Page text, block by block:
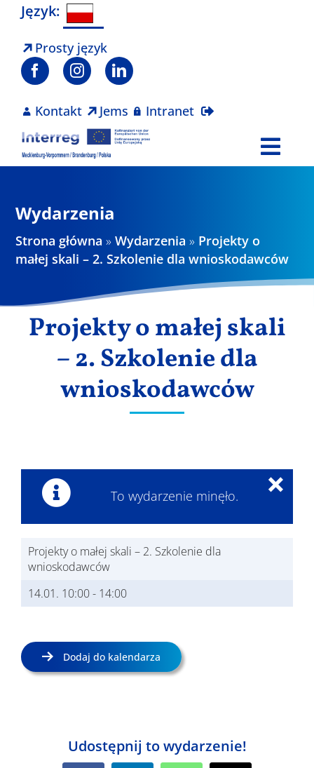
Skip
content
Język:
Prosty język
Kontakt Jems Intranet
Projekty
Wyniki
Wydarzenia
Strona główna »Wydarzenia » Projekty o
małej skali – 2. Szkolenie dla wnioskodawców
Projekty o małej skali
– 2. Szkolenie dla
wnioskodawców
To wydarzenie minęło.
×
Projekty o małej skali – 2. Szkolenie dla
wnioskodawców
14.01. 10:00- 14:00
Dodaj do kalendarza
Udostępnij to wydarzenie!